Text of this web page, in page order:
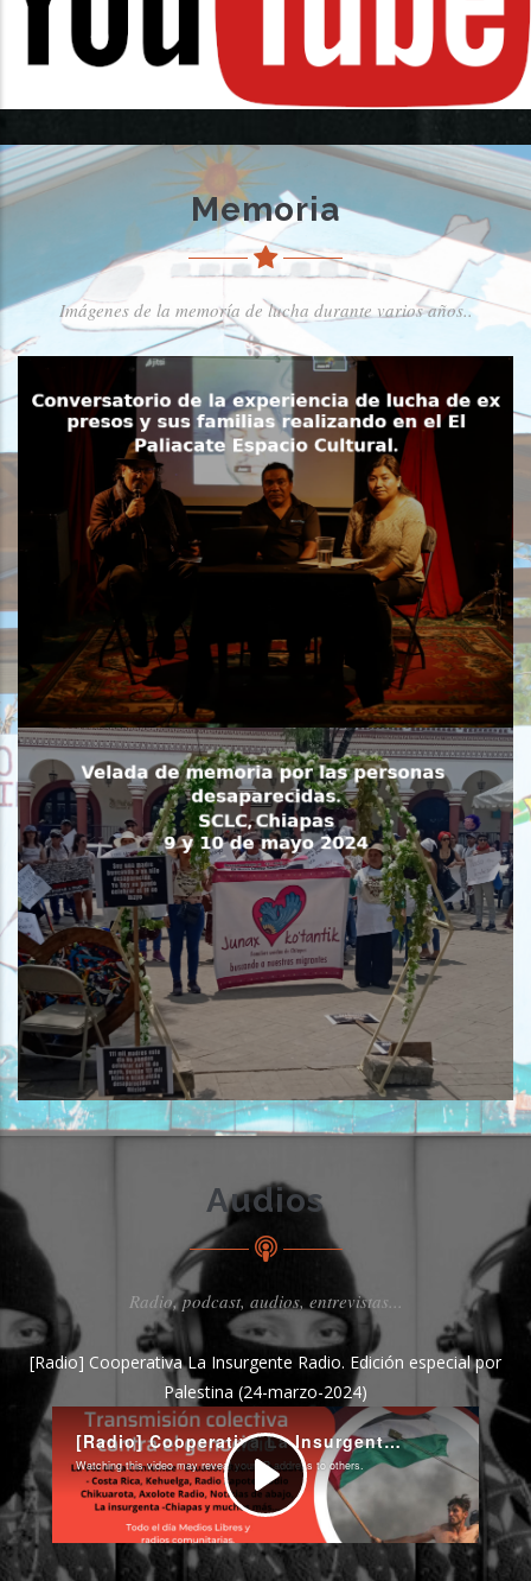
Memoria
Imágenes de la memoría de lucha durante varios años..
Audios
Radio, podcast, audios, entrevistas...
[Radio] Cooperativa La Insurgente Radio. Edición especial por
Palestina (24-marzo-2024)